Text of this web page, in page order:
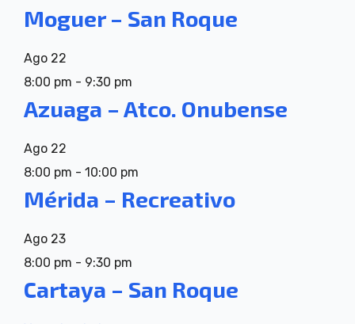
Moguer – San Roque
Ago 22
8:00 pm - 9:30 pm
Azuaga – Atco. Onubense
Ago 22
8:00 pm - 10:00 pm
Mérida – Recreativo
Ago 23
8:00 pm - 9:30 pm
Cartaya – San Roque